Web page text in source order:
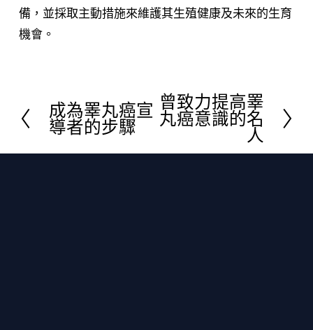
備，並採取主動措施來維護其生殖健康及未來的生育
機會。
上
一
頁
成為睪丸癌宣
導者的步驟
下
一
曾致力提高睪
丸癌意識的名
人